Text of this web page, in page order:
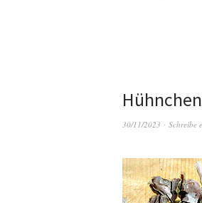
30/11/2023 Schreibe